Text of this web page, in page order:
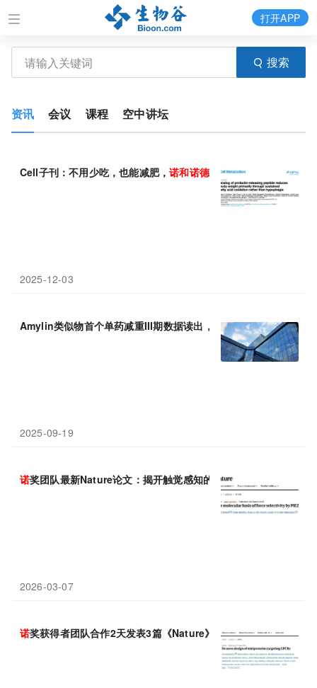
搜索
打开APP
资讯 会议 课程 空中讲坛
Cell子刊：不用少吃，也能减肥，诺和诺德 开发全新机制减肥药
2025-12-03
Amylin类似物首个单药减重III期数据读出， 诺和诺德燃起新希望？
2025-09-19
诺奖团队最新Nature论文：揭开触觉感知的分子密码
2026-03-07
诺奖获得者团队合作2天发表3篇《Nature》